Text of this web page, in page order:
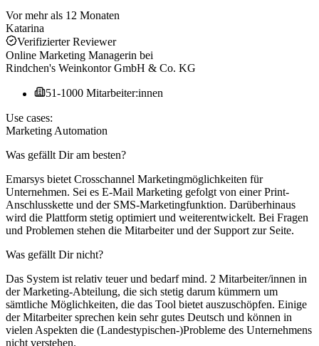
Vor mehr als 12 Monaten
Katarina
Verifizierter Reviewer
Online Marketing Managerin bei
Rindchen's Weinkontor GmbH & Co. KG
51-1000 Mitarbeiter:innen
Use cases:
Marketing Automation
Was gefällt Dir am besten?
Emarsys bietet Crosschannel Marketingmöglichkeiten für
Unternehmen. Sei es E-Mail Marketing gefolgt von einer Print-
Anschlusskette und der SMS-Marketingfunktion. Darüberhinaus
wird die Plattform stetig optimiert und weiterentwickelt. Bei Fragen
und Problemen stehen die Mitarbeiter und der Support zur Seite.
Was gefällt Dir nicht?
Das System ist relativ teuer und bedarf mind. 2 Mitarbeiter/innen in
der Marketing-Abteilung, die sich stetig darum kümmern um
sämtliche Möglichkeiten, die das Tool bietet auszuschöpfen. Einige
der Mitarbeiter sprechen kein sehr gutes Deutsch und können in
vielen Aspekten die (Landestypischen-)Probleme des Unternehmens
nicht verstehen.